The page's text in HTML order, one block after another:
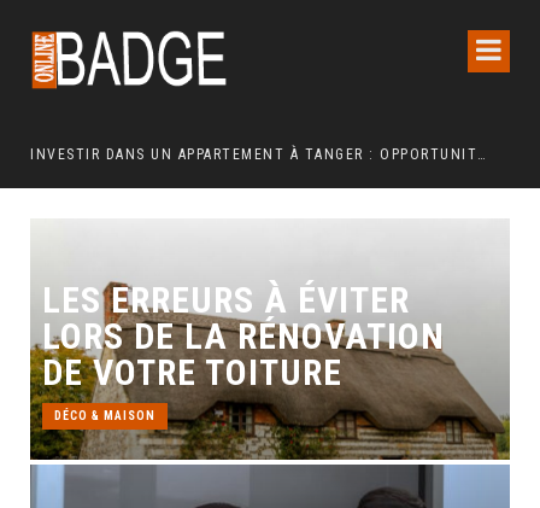
INVESTIR DANS UN APPARTEMENT À TANGER : OPPORTUNITÉS ET POINTS ESSENTIELS À CONNAÎTRE
LES ERREURS À ÉVITER
LORS DE LA RÉNOVATION
DE VOTRE TOITURE
DÉCO & MAISON